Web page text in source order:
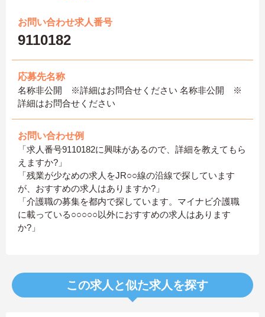
お問い合わせ求人番号
9110182
応募先名称
名称非公開 ※詳細はお問合せください 名称非公開 ※
詳細はお問合せください
お問い合わせ例
「求人番号9110182に興味があるので、詳細を教えてもら
えますか?」
「残業が少なめの求人をJR○○線の沿線で探しています
が、おすすめの求人はありますか?」
「介護職の募集を都内で探しています。マイナビ介護職
に載っている○○○○○以外におすすめの求人はあります
か?」
この求人と似た求人を探す